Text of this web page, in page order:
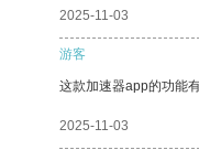
2025-11-03
游客
这款加速器app的功能
2025-11-03